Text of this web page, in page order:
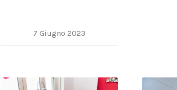
7 Giugno 2023